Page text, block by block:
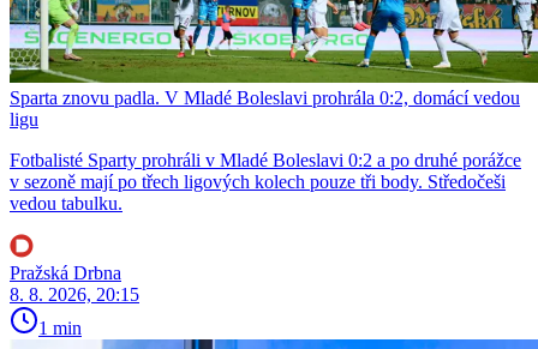
Sparta znovu padla. V Mladé Boleslavi prohrála 0:2, domácí vedou
ligu
Fotbalisté Sparty prohráli v Mladé Boleslavi 0:2 a po druhé porážce
v sezoně mají po třech ligových kolech pouze tři body. Středočeši
vedou tabulku.
Pražská Drbna
8. 8. 2026, 20:15
1 min